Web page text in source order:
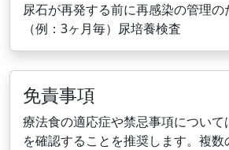
尿石が再発する前に再感染の管理の
（例：3ヶ月毎）尿培養検査
免責事項
療法食の適応症や禁忌事項につい
を確認することを推奨します。複数